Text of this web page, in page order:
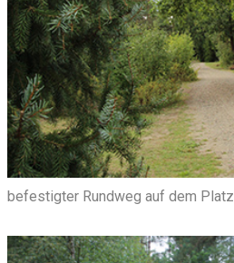
befestigter Rundweg auf dem Platz